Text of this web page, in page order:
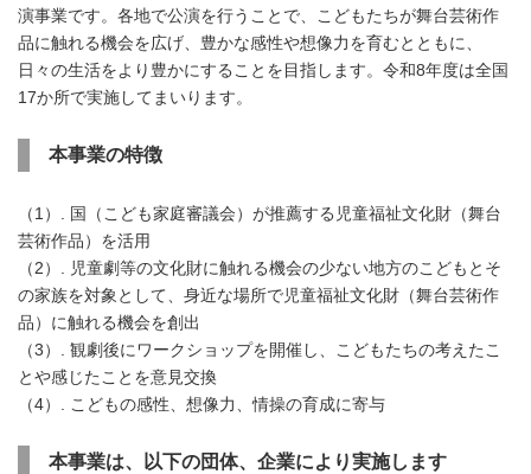
演事業です。各地で公演を行うことで、こどもたちが舞台芸術作
品に触れる機会を広げ、豊かな感性や想像力を育むとともに、
日々の生活をより豊かにすることを目指します。令和8年度は全国
17か所で実施してまいります。
本事業の特徴
（1）. 国（こども家庭審議会）が推薦する児童福祉文化財（舞台
芸術作品）を活用
（2）. 児童劇等の文化財に触れる機会の少ない地方のこどもとそ
の家族を対象として、身近な場所で児童福祉文化財（舞台芸術作
品）に触れる機会を創出
（3）. 観劇後にワークショップを開催し、こどもたちの考えたこ
とや感じたことを意見交換
（4）. こどもの感性、想像力、情操の育成に寄与
本事業は、以下の団体、企業により実施します